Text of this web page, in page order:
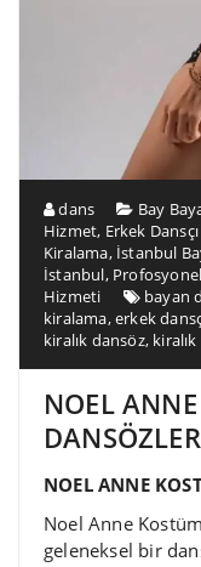
dans Bay
Hizmet, Erkek
Kiralama, İstanbul
İstanbul,
Hizmeti
bayan
kiralama,erkek
kiralık dansöz,
NOEL
DANSÖZLER
NOEL ANNE
Noel Anne
geleneksel bir